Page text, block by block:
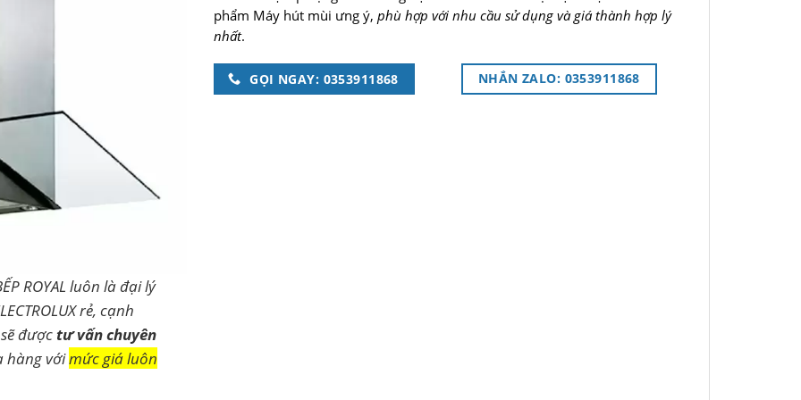
ROYAL luôn là đại lý
rẻ, cạnh
đượctư vấn chuyên
hàng vớimức giá luôn
phẩm Máy hút mùi ưng ý, phù hợp với nhu cầu sử dụng và giá thành hợp lý
nhất.
GỌI NGAY: 0353911868 NHẮN ZALO: 0353911868